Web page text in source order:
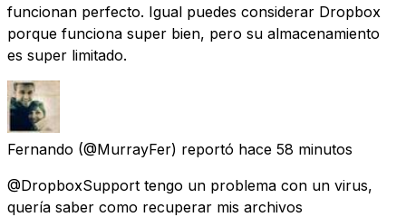
funcionan perfecto. Igual puedes considerar Dropbox
porque funciona super bien, pero su almacenamiento
es super limitado.
Fernando (@MurrayFer) reportó hace 58 minutos
@DropboxSupport tengo un problema con un virus,
quería saber como recuperar mis archivos